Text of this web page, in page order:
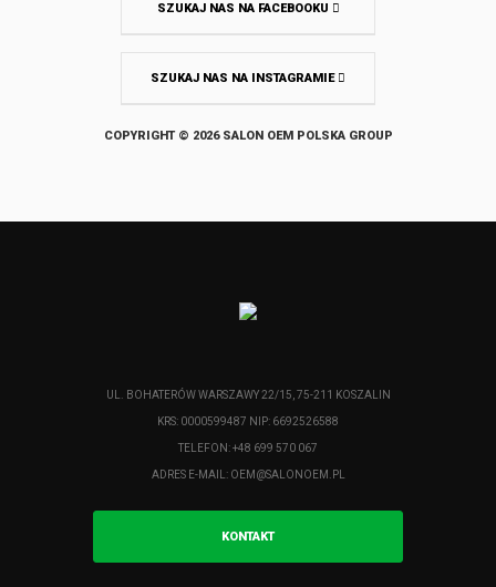
SZUKAJ NAS NA FACEBOOKU
SZUKAJ NAS NA INSTAGRAMIE
COPYRIGHT © 2026 SALON OEM POLSKA GROUP
UL. BOHATERÓW WARSZAWY 22/15, 75-211 KOSZALIN
KRS: 0000599487 NIP: 6692526588
TELEFON: +48 699 570 067
ADRES E-MAIL: OEM@SALONOEM.PL
KONTAKT